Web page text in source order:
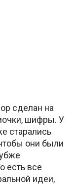
сделан на
шифры. У
старались
они были
есть все
идеи,